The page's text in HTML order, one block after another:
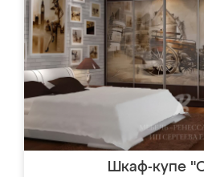
Шкаф-купе